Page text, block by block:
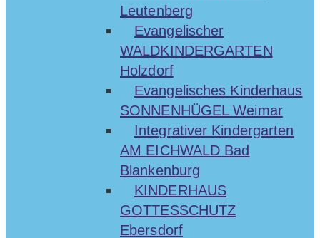
Leutenberg
Evangelischer
WALDKINDERGARTEN
Holzdorf
Evangelisches Kinderhaus
SONNENHÜGEL Weimar
Integrativer Kindergarten
AM EICHWALD Bad
Blankenburg
KINDERHAUS
GOTTESSCHUTZ
Ebersdorf